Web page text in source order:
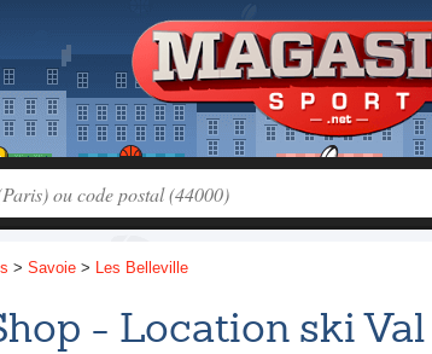
> Savoie > Les Belleville
- Location ski Val